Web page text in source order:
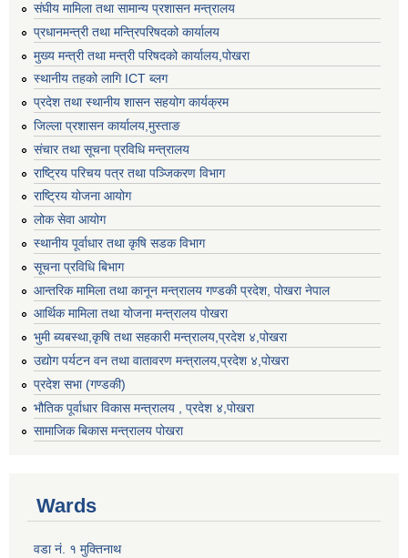
संघीय मामिला तथा सामान्य प्रशासन मन्त्रालय
प्रधानमन्त्री तथा मन्त्रिपरिषदको कार्यालय
मुख्य मन्त्री तथा मन्त्री परिषदको कार्यालय,पोखरा
स्थानीय तहको लागि ICT ब्लग
प्रदेश तथा स्थानीय शासन सहयोग कार्यक्रम
जिल्ला प्रशासन कार्यालय,मुस्ताङ
संचार तथा सूचना प्रविधि मन्त्रालय
राष्ट्रिय परिचय पत्र तथा पञ्जिकरण विभाग
राष्ट्रिय योजना आयोग
लोक सेवा आयोग
स्थानीय पूर्वाधार तथा कृषि सडक विभाग
सूचना प्रविधि बिभाग
आन्तरिक मामिला तथा कानून मन्त्रालय गण्डकी प्रदेश, पाेखरा नेपाल
आर्थिक मामिला तथा योजना मन्त्रालय पोखरा
भुमी ब्यबस्था,कृषि तथा सहकारी मन्त्रालय,प्रदेश ४,पोखरा
उद्योग पर्यटन वन तथा वातावरण मन्त्रालय,प्रदेश ४,पोखरा
प्रदेश सभा (गण्डकी)
भौतिक पूर्वाधार विकास मन्त्रालय , प्रदेश ४,पोखरा
सामाजिक बिकास मन्त्रालय पोखरा
Wards
वडा नं. १ मुक्तिनाथ